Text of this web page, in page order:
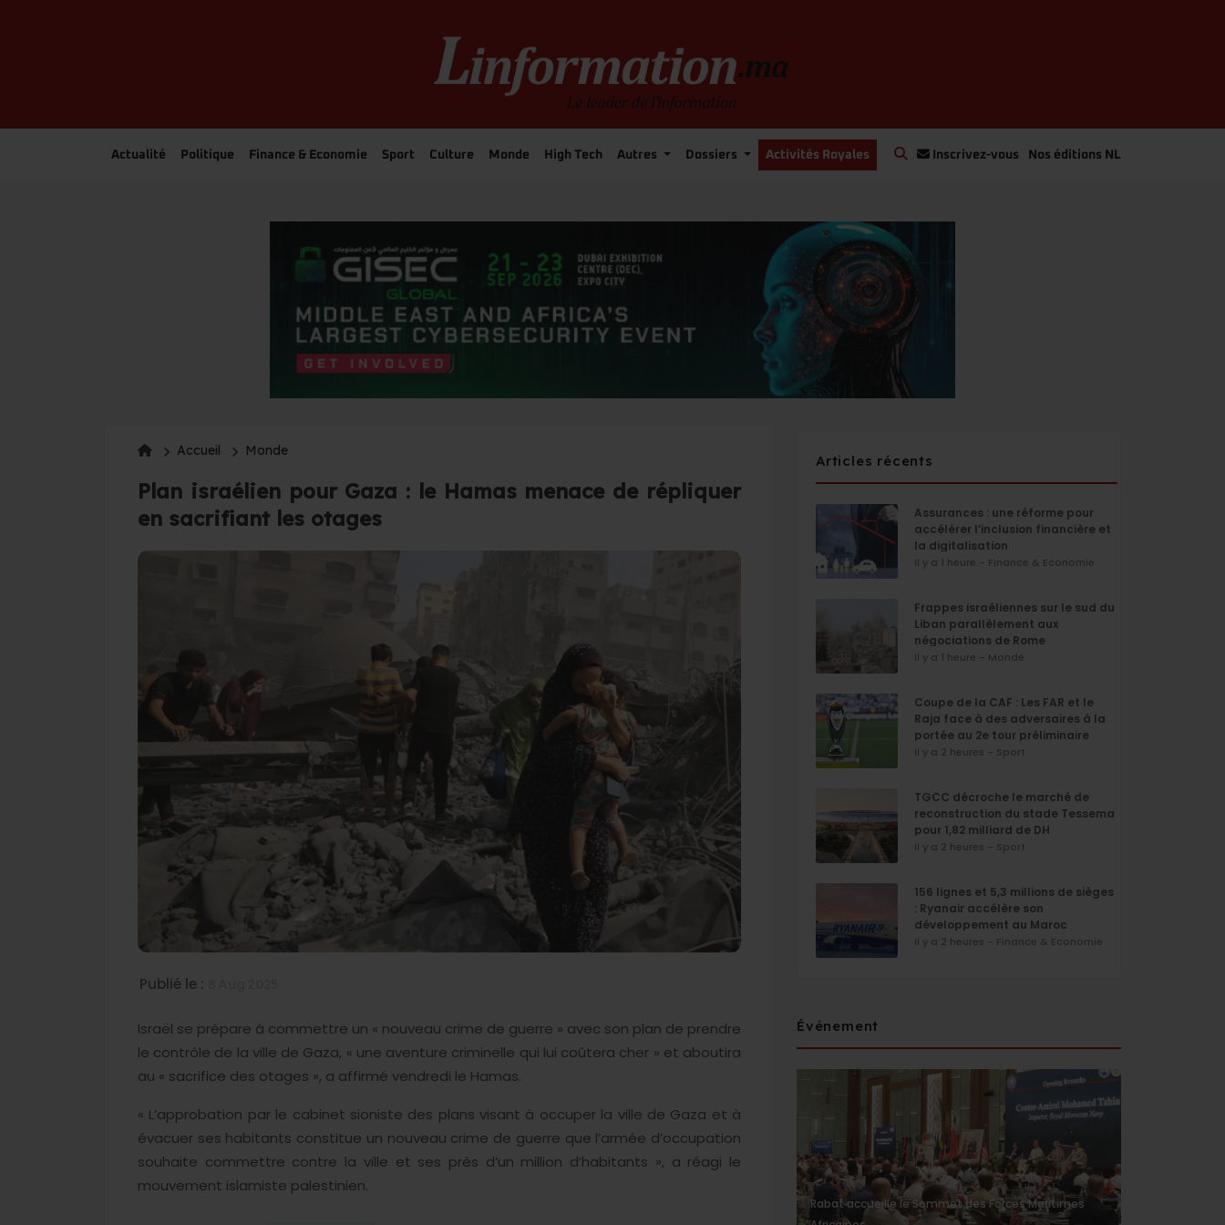
Actualité Politique Finance & Economie Sport Culture Monde High Tech Autres Dossiers Activités Royales Inscrivez-vous Nos éditions NL
Accueil Monde
Plan israélien pour Gaza : le Hamas menace de répliquer
en sacrifiant les otages
Publié le :
Israël se prépare à commettre un « nouveau crime de guerre » avec son plan de prendre
le contrôle de la ville de Gaza, « une aventure criminelle qui lui coûtera cher » et aboutira
au « sacrifice des otages », a affirmé vendredi le Hamas.
« L’approbation par le cabinet sioniste des plans visant à occuper la ville de Gaza et à
évacuer ses habitants constitue un nouveau crime de guerre que l’armée d’occupation
souhaite commettre contre la ville et ses près d’un million d’habitants », a réagi le
mouvement islamiste palestinien.
Articles récents
Assurances : une réforme pour
accélérer l’inclusion financière et
la digitalisation
il y a 1 heure - Finance & Economie
Frappes israéliennes sur le sud du
Liban parallèlement aux
négociations de Rome
il y a 1 heure - Monde
Coupe de la CAF : Les FAR et le
Raja face à des adversaires à la
portée au 2e tour préliminaire
il y a 2 heures - Sport
TGCC décroche le marché de
reconstruction du stade Tessema
pour 1,82 milliard de DH
il y a 2 heures - Sport
156 lignes et 5,3 millions de sièges
: Ryanair accélère son
développement au Maroc
il y a 2 heures - Finance & Economie
Événement
Rabat accueille le Sommet des Forces Maritimes